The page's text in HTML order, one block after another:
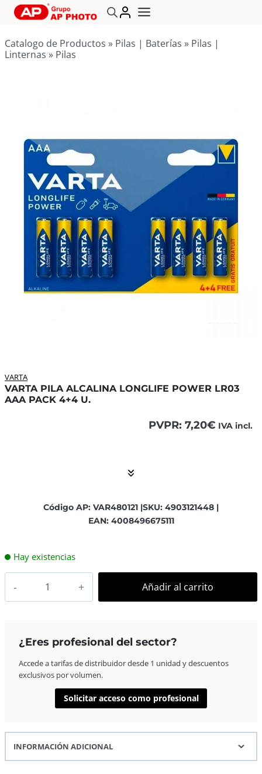
Saltar
Catalogo de Productos » Pilas | Baterías » Pilas |
Linternas » Pilas
VARTA
VARTA PILA ALCALINA LONGLIFE POWER LR03
AAA PACK 4+4 U.
PVPR: 7,20€ IVA incl.
Código AP: VAR480121 |SKU: 4903121448 |
EAN: 4008496675111
Hay existencias
Power
AAA
Pack
Añadir al carrito
¿Eres profesional del sector?
Accede a tarifas de distribuidor desde 1 unidad y descuentos
exclusivos por volumen.
Solicitar acceso como profesional
INFORMACIÓN ADICIONAL